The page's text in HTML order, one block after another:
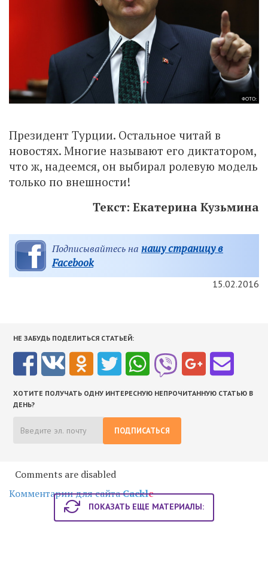
ФОТО:
Президент Турции. Остальное читай в
новостях. Многие называют его диктатором,
что ж, надеемся, он выбирал ролевую модель
только по внешности!
Текст: Екатерина Кузьмина
Подписывайтесь на нашу страницу в
Facebook
15.02.2016
НЕ ЗАБУДЬ ПОДЕЛИТЬСЯ СТАТЬЕЙ:
ХОТИТЕ ПОЛУЧАТЬ ОДНУ ИНТЕРЕСНУЮ НЕПРОЧИТАННУЮ СТАТЬЮ В
ДЕНЬ?
ПОДПИСАТЬСЯ
Comments are disabled
Комментарии для сайтаCackle
ПОКАЗАТЬ ЕЩЕ МАТЕРИАЛЫ: